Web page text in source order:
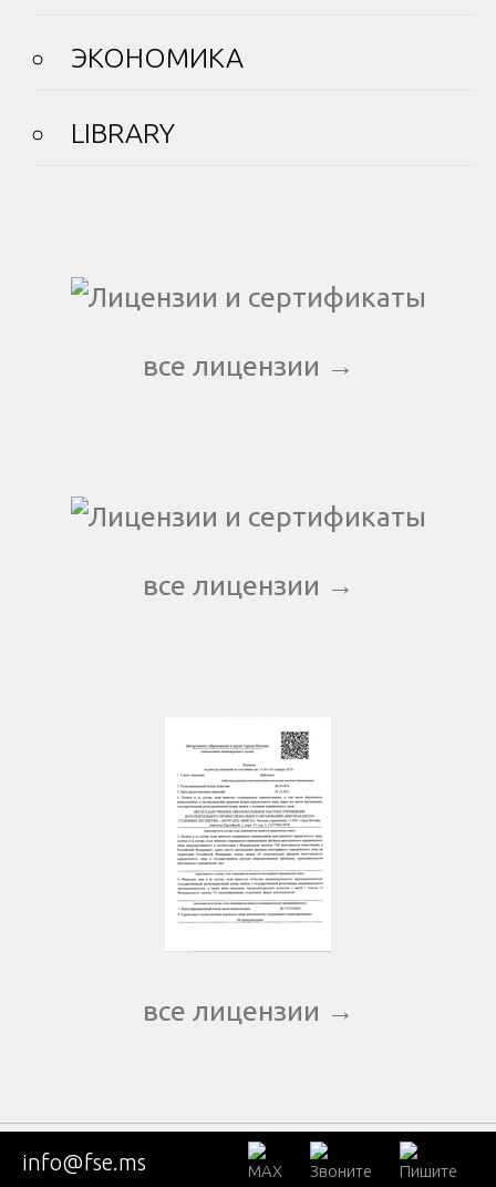
ЭКОНОМИКА
LIBRARY
все лицензии →
все лицензии →
все лицензии →
КОНСУЛЬТАЦИЯ
info@fse.ms